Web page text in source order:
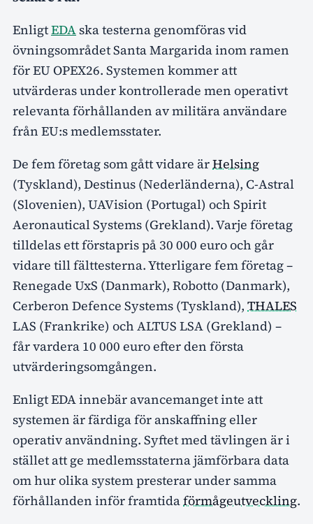
EnligtEDA ska testerna genomföras vid
övningsområdet Santa Margarida inom ramen
för EU OPEX26. Systemen kommer att
utvärderas under kontrollerade men operativt
relevanta förhållanden av militära användare
från EU:s medlemsstater.
De fem företag som gått vidare ärHelsing
(Tyskland), Destinus (Nederländerna), C-Astral
(Slovenien), UAVision (Portugal) och Spirit
Aeronautical Systems (Grekland). Varje företag
tilldelas ett förstapris på 30 000 euro och går
vidare till fälttesterna. Ytterligare fem företag –
Renegade UxS (Danmark), Robotto (Danmark),
Cerberon Defence Systems (Tyskland), THALES
LAS (Frankrike) och ALTUS LSA (Grekland) –
får vardera 10 000 euro efter den första
utvärderingsomgången.
Enligt EDA innebär avancemanget inte att
systemen är färdiga för anskaffning eller
operativ användning. Syftet med tävlingen är i
stället att ge medlemsstaterna jämförbara data
om hur olika system presterar under samma
förhållanden inför framtidaförmågeutveckling.